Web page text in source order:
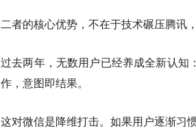
二者的核心优势，不在于技术碾压腾讯
过去两年，无数用户已经养成全新认
作，意图即结果。
这对微信是降维打击。如果用户逐渐习